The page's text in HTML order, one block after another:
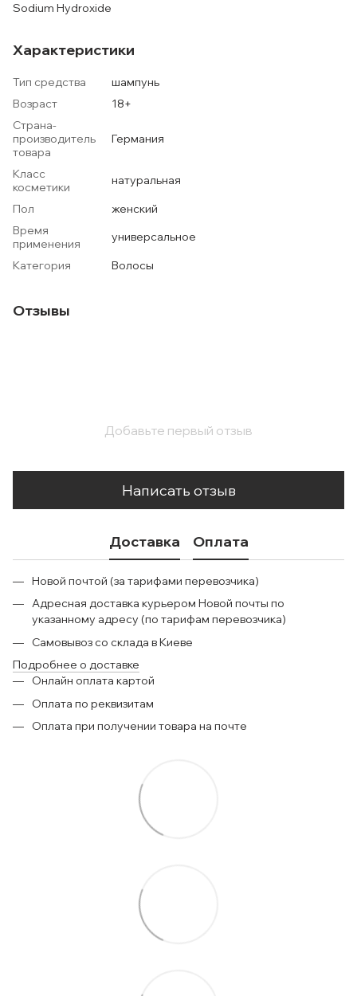
Sodium Hydroxide
Характеристики
Тип средства
шампунь
Возраст
18+
Страна-
производитель
товара
Германия
Класс
косметики
натуральная
Пол
женский
Время
применения
универсальное
Категория
Волосы
Отзывы
Добавьте первый отзыв
Написать отзыв
Доставка Оплата
Новой почтой (за тарифами перевозчика)
Адресная доставка курьером Новой почты по
указанному адресу (по тарифам перевозчика)
Самовывоз со склада в Киеве
Подробнее о доставке
Онлайн оплата картой
Оплата по реквизитам
Оплата при получении товара на почте